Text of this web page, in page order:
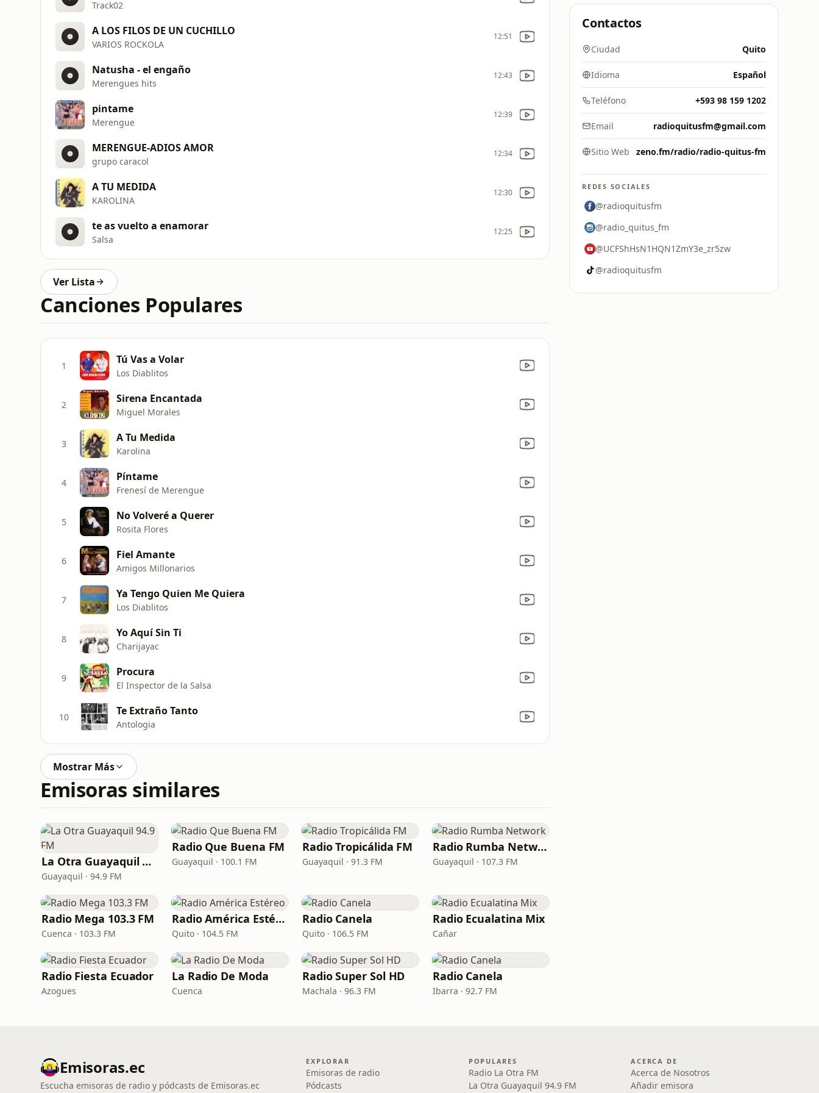
Track02
A LOS FILOS DE UN CUCHILLO
VARIOS ROCKOLA
12:51
Natusha - el engaño
Merengues hits
12:43
pintame
Merengue
12:39
MERENGUE-ADIOS AMOR
grupo caracol
12:34
A TU MEDIDA
KAROLINA
12:30
te as vuelto a enamorar
Salsa
12:25
Ver Lista
Canciones Populares
1 Tú Vas a Volar
Los Diablitos
2 Sirena Encantada
Miguel Morales
3 A Tu Medida
Karolina
4 Píntame
Frenesí de Merengue
5 No Volveré a Querer
Rosita Flores
6 Fiel Amante
Amigos Millonarios
7 Ya Tengo Quien Me Quiera
Los Diablitos
8 Yo Aquí Sin Ti
Charijayac
9 Procura
El Inspector de la Salsa
10 Te Extraño Tanto
Antologia
Mostrar Más
Emisoras similares
La Otra Guayaquil 94.9 FM
Guayaquil · 94.9 FM
Radio Que Buena FM
Guayaquil · 100.1 FM
Radio Tropicálida FM
Guayaquil · 91.3 FM
Radio Rumba Network
Guayaquil · 107.3 FM
Radio Mega 103.3 FM
Cuenca · 103.3 FM
Radio América Estéreo
Quito · 104.5 FM
Radio Canela
Quito · 106.5 FM
Radio Ecualatina Mix
Cañar
Radio Fiesta Ecuador
Azogues
La Radio De Moda
Cuenca
Radio Super Sol HD
Machala · 96.3 FM
Radio Canela
Ibarra · 92.7 FM
Contactos
Ciudad Quito
Idioma Español
Teléfono +593 98 159 1202
Email radioquitusfm@gmail.com
Sitio Web zeno.fm/radio/radio-quitus-fm
REDES SOCIALES
@radioquitusfm
@radio_quitus_fm
@UCFShHsN1HQN1ZmY3e_zr5zw
@radioquitusfm
Emisoras.ec
Escucha emisoras de radio y pódcasts de Emisoras.ec
EXPLORAR
Emisoras de radio
Pódcasts
POPULARES
Radio La Otra FM
La Otra Guayaquil 94.9 FM
ACERCA DE
Acerca de Nosotros
Añadir emisora